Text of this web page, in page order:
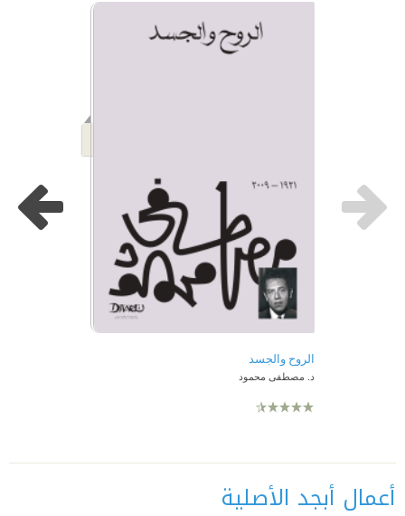
الروح والجسد
د. مصطفى محمود
أعمال أبجد الأصلية